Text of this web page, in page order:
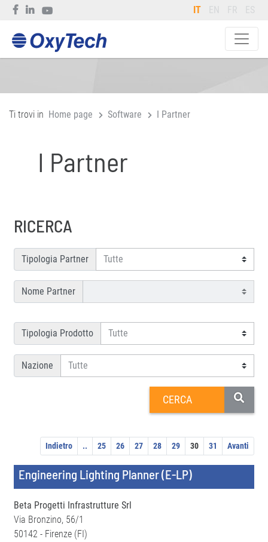
IT EN FR ES
Ti trovi in Home page Software I Partner
I Partner
RICERCA
Tipologia Partner
Nome Partner
Tipologia Prodotto
Nazione
Indietro .. 25 26 27 28 29 30 31 Avanti
Engineering Lighting Planner (E-LP)
Beta Progetti Infrastrutture Srl
Via Bronzino, 56/1
50142 - Firenze (FI)